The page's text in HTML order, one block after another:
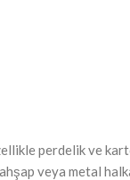
perdelik ve
veya metal